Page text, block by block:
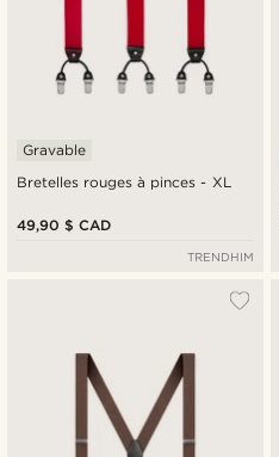
Bretelles rouges à pinces - XL
Gravable
49,90 $ CAD
TRENDHIM